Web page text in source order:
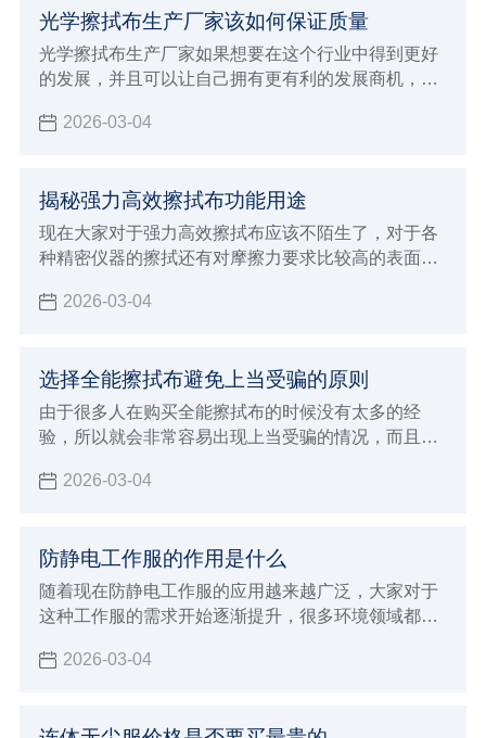
景非常广阔，但是竞争力也是非常激烈，如果想要得
到大众消费者的支持和认可，并且能够给予非常高的
好评，一定要注意下面这些提高竞争力的方法。
光学擦拭布生产厂家该如何保证质量
光学擦拭布生产厂家如果想要在这个行业中得到更好
的发展，并且可以让自己拥有更有利的发展商机，建
个行业的发展动态，最重要的是了解大众消费者的需
发展才会更有竞争优势，由于现在生产光学擦拭布的
厂家越来越多，建议大家必须要保证生产质量，才能
够让自己未来的发展得到促进。
2026-03-04
揭秘强力高效擦拭布功能用途
现在大家对于强力高效擦拭布应该不陌生了，对于各
种精密仪器的擦拭还有对摩擦力要求比较高的表面擦
磨损和划痕，自然就可以让清洁的效果更加彻底
2026-03-04
选择全能擦拭布避免上当受骗的原则
由于很多人在购买全能擦拭布的时候没有太多的经
验，所以就会非常容易出现上当受骗的情况，而且现
牌也开始层出不穷，所以规格型号那边也开始更加多
介绍一下，进行购买全能擦拭布过程中如何避免上当
受骗？该注意哪些非常重要的原则和标准呢。
2026-03-04
防静电工作服的作用是什么
随着现在防静电工作服的应用越来越广泛，大家对于
这种工作服的需求开始逐渐提升，很多环境领域都需
防静电效果，例如生产加工食品以及药品的行业，还
2026-03-04